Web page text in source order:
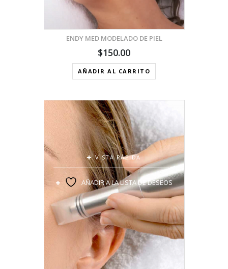
ENDY MED MODELADO DE PIEL
$150.00
AÑADIR AL CARRITO
VISTA RÁPIDA
AÑADIR A LA LISTA DE DESEOS